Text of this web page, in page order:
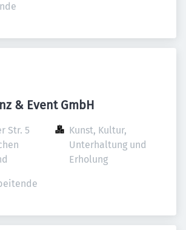
& Event GmbH
Str. 5
Kunst, Kultur,
Unterhaltung und
Erholung